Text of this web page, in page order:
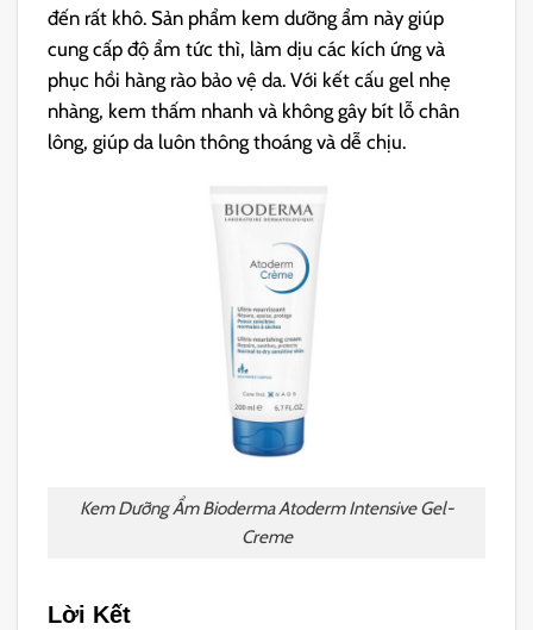
đến rất khô. Sản phẩm kem dưỡng ẩm này giúp
cung cấp độ ẩm tức thì, làm dịu các kích ứng và
phục hồi hàng rào bảo vệ da. Với kết cấu gel nhẹ
nhàng, kem thấm nhanh và không gây bít lỗ chân
lông, giúp da luôn thông thoáng và dễ chịu.
Kem Dưỡng Ẩm Bioderma Atoderm Intensive Gel-
Creme
Lời Kết